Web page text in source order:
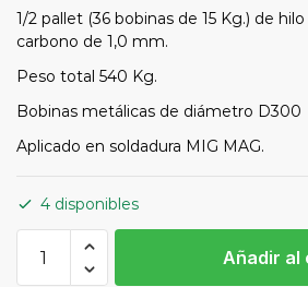
1/2 pallet (36 bobinas de 15 Kg.) de
carbono de 1,0 mm.
Peso total 540 Kg.
Bobinas metálicas de diámetro D300
Aplicado en soldadura MIG MAG.
4 disponibles
pallet
Añadir al